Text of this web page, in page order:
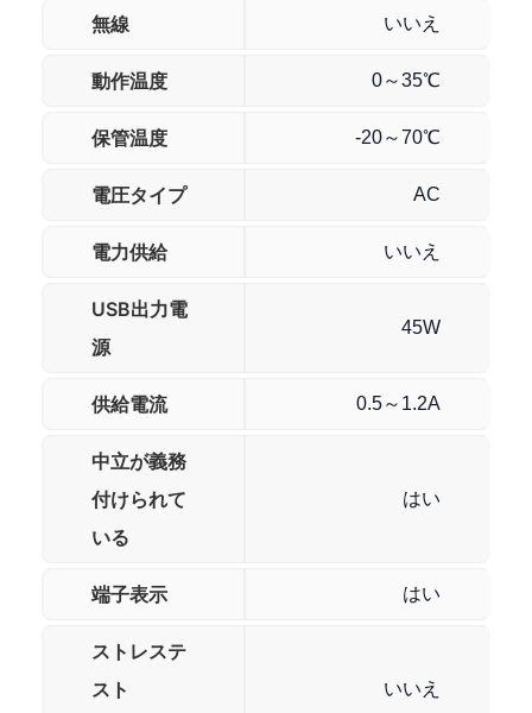
無線 いいえ
動作温度 0～35℃
保管温度 -20～70℃
電圧タイプ AC
電力供給 いいえ
USB出力電
源
45W
供給電流 0.5～1.2A
中立が義務
付けられて
いる
はい
端子表示 はい
ストレステ
スト
いいえ